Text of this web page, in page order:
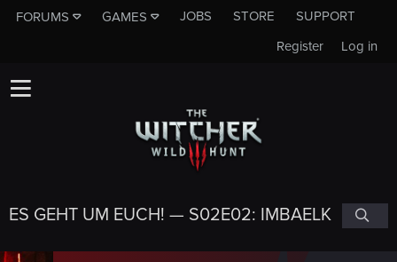
FORUMS GAMES JOBS STORE
SUPPORT
Log in
Register
ES GEHT UM EUCH! — S02E02: IMBAELK